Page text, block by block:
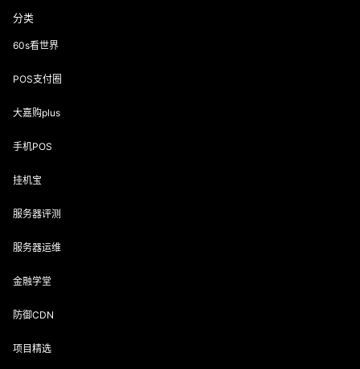
分类
60s看世界
POS支付圈
大嘉购plus
手机POS
挂机宝
服务器评测
服务器运维
金融学堂
防御CDN
项目精选